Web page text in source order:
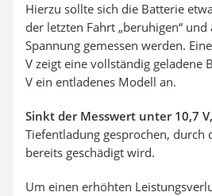
Hierzu sollte sich die Batterie
der letzten Fahrt „beruhigen“
Spannung gemessen werden.
V zeigt eine vollständig geladene
V ein entladenes Modell an.
Sinkt der Messwert unter 10,7 V,
Tiefentladung gesprochen, durch
bereits geschädigt wird.
Um einen erhöhten